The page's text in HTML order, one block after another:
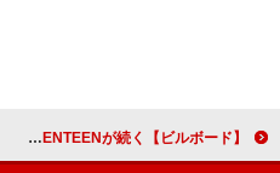
【ビルボード】STU48『地平線を見ているか？』16.5万枚でシングル1位、BSS／SEVENTEENが続く